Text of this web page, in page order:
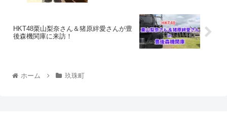
HKT48栗山梨奈さん＆猪原絆愛さんが豊
後森機関庫に来訪！
ホーム 玖珠町